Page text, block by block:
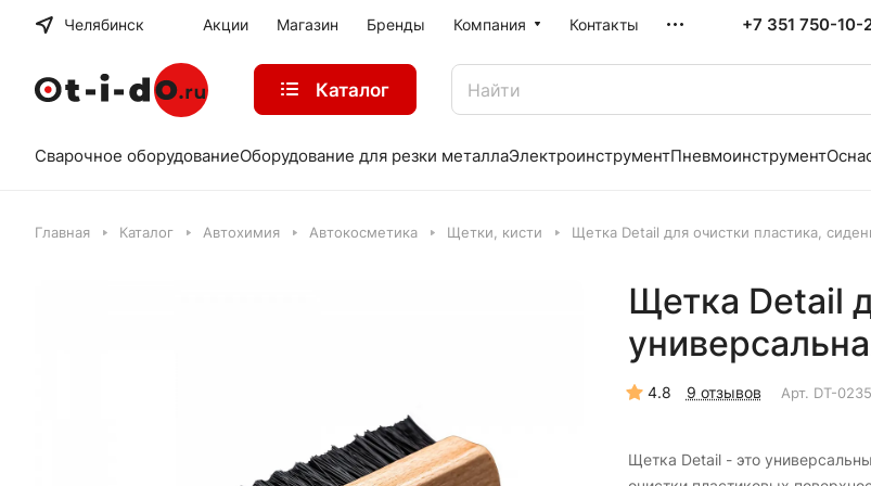
Челябинск Акции Магазин Бренды Компания Контакты +7 351 750-10-
Каталог
Сварочное оборудованиеОборудование для резки металлаЭлектроинструментПневмоинструмент
Главная Каталог Автохимия Автокосметика Щетки, кисти Щетка Detail для очистки пластика,
Щетка Detail
4.8 9 отзывов Арт. DT-0235
Щетка Detail - это